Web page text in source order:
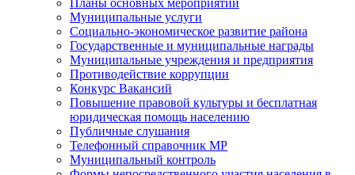
Планы основных мероприятий
Муниципальные услуги
Социально-экономическое развитие района
Государственные и муниципальные награды
Муниципальные учреждения и предприятия
Противодействие коррупции
Конкурс Вакансий
Повышение правовой культуры и бесплатная
юридическая помощь населению
Публичные слушания
Телефонный справочник МР
Муниципальный контроль